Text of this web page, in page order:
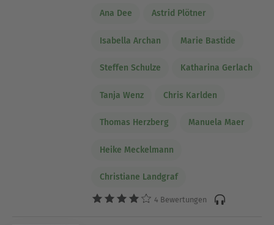
Ana Dee Astrid Plötner
Isabella Archan Marie Bastide
Steffen Schulze Katharina Gerlach
Tanja Wenz Chris Karlden
Thomas Herzberg Manuela Maer
Heike Meckelmann
Christiane Landgraf
4 Bewertungen